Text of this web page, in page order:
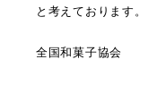
と考えております。
全国和菓子協会